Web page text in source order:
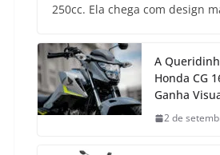
250cc. Ela chega com design
A
Honda CG
Ganha
2 de